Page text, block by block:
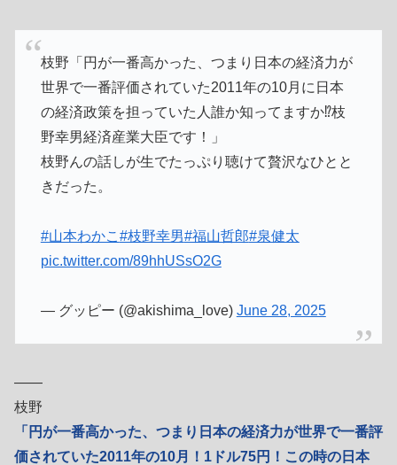
枝野「円が一番高かった、つまり日本の経済力が
世界で一番評価されていた2011年の10月に日本
の経済政策を担っていた人誰か知ってますか⁉️枝
野幸男経済産業大臣です！」
枝野んの話しが生でたっぷり聴けて贅沢なひとと
きだった。
#山本わかこ #枝野幸男#福山哲郎#泉健太
pic.twitter.com/89hhUSsO2G
— グッピー (@akishima_love) June 28, 2025
――
枝野
「円が一番高かった、つまり日本の経済力が世界で一番評
価されていた2011年の10月！1ドル75円！この時の日本